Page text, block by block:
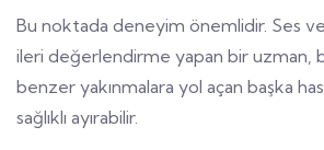
Bu noktada deneyim önemlidir. Ses
ileri değerlendirme yapan bir uzman,
benzer yakınmalara yol açan başka
sağlıklı ayırabilir.